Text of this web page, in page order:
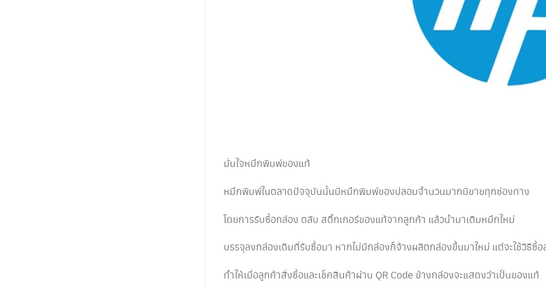
มั่นใจหมึกพิมพ์ของแท้
หมึกพิมพ์ในตลาดปัจจุบันนั้นมีหมึกพิมพ์ของปลอมจำนวนมากมีขายทุกช่องทาง
โดยการรับซื้อกล่อง ตลับ สติ๊กเกอร์ของแท้จากลูกค้า แล้วนำมาเติมหมึกใหม่
บรรจุลงกล่องเดิมที่รับซื้อมา หากไม่มีกล่องก็จ้างผลิตกล่องขึ้นมาใหม่ แต่จะใช้วิธีซื้
ทำให้เมื่อลูกค้าสั่งซื้อและเช็คสินค้าผ่าน QR Code ข้างกล่องจะแสดงว่าเป็นของแท้